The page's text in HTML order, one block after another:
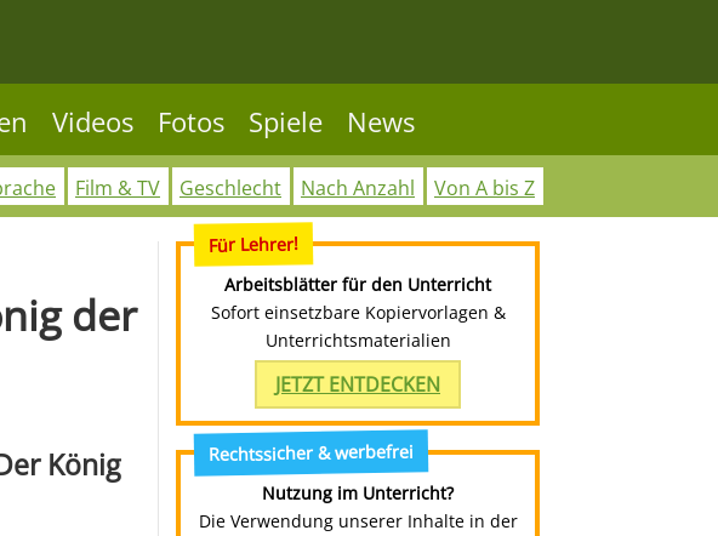
Videos Fotos Spiele News
Film & TV Geschlecht Nach Anzahl Von A bis Z
der
König
Für Lehrer!
Arbeitsblätter für den Unterricht
Sofort einsetzbare Kopiervorlagen &
Unterrichtsmaterialien
JETZT ENTDECKEN
Rechtssicher & werbefrei
Nutzung im Unterricht?
Die Verwendung unserer Inhalte in der